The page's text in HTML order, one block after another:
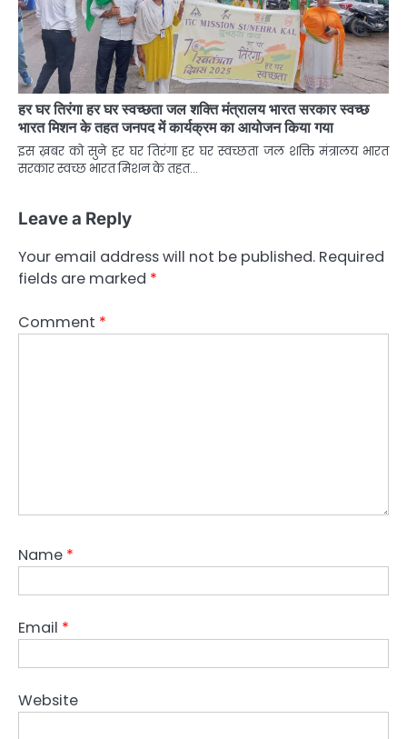
हर घर तिरंगा हर घर स्वच्छता जल शक्ति मंत्रालय भारत सरकार स्वच्छ
भारत मिशन के तहत जनपद में कार्यक्रम का आयोजन किया गया
इस ख़बर को सुने हर घर तिरंगा हर घर स्वच्छता जल शक्ति मंत्रालय भारत
सरकार स्वच्छ भारत मिशन के तहत…
Leave a Reply
Your email address will not be published. Required
fields are marked *
Comment *
Name *
Email *
Website